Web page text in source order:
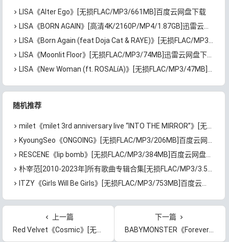
LISA《Alter Ego》[无损FLAC/MP3/661MB]百度云网盘下载
LISA《BORN AGAIN》[高清4K/2160P/MP4/1.87GB]迅雷云网盘下载
LISA《Born Again (feat Doja Cat & RAYE)》[无损FLAC/MP3/59MB]百度云网盘下载
LISA《Moonlit Floor》[无损FLAC/MP3/74MB]迅雷云网盘下载
LISA《New Woman (ft. ROSALíA)》[无损FLAC/MP3/47MB]百度云网盘下载
随机推荐
milet《milet 3rd anniversary live “INTO THE MIRROR”》[无损FLAC/MP3/694MB]百度云网盘下载
KyoungSeo《ONGOING》[无损FLAC/MP3/206MB]百度云网盘下载
RESCENE《lip bomb》[无损FLAC/MP3/384MB]百度云网盘下载
朴宰范[2010-2023年]所有歌曲专辑合集[无损FLAC/MP3/3.59GB]百度云网盘下载
ITZY《Girls Will Be Girls》[无损FLAC/MP3/753MB]百度云网盘下载
上一篇
Red Velvet《Cosmic》[无损FLAC/MP3/469MB]百度云网盘下载
下一篇
BABYMONSTER《Forever》[无损FLAC/MP3/58MB]百度云网盘下载